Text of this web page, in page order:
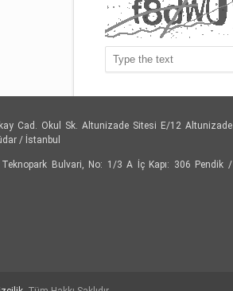
Cad. Okul Sk. Altunizade Sitesi E/12 Altunizade
/ İstanbul
Bulvari, No: 1/3 A İç Kapı: 306 Pendik /